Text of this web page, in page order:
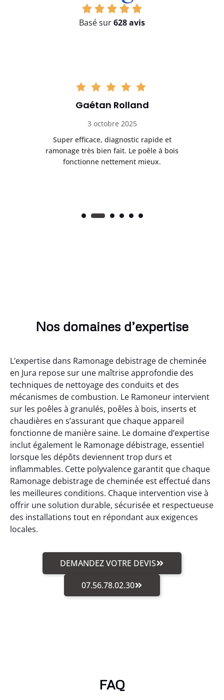
Basé sur628 avis
Gaétan Rolland
3 octobre 2025
Super efficace, diagnostic rapide et
ramonage très bien fait. Le poêle à bois
fonctionne nettement mieux.
Nos domaines d’expertise
L’expertise dans Ramonage debistrage de cheminée
en Jura repose sur une maîtrise approfondie des
techniques de nettoyage des conduits et des
mécanismes de combustion. Le Ramoneur intervient
sur les poêles à granulés, poêles à bois, inserts et
chaudières en s’assurant que chaque appareil
fonctionne de manière saine. Le domaine d’expertise
inclut également le Ramonage débistrage, essentiel
lorsque les dépôts deviennent trop durs et
inflammables. Cette polyvalence garantit que chaque
Ramonage debistrage de cheminée est effectué dans
les meilleures conditions. Chaque intervention vise à
offrir une solution durable, sécurisée et respectueuse
des installations tout en répondant aux exigences
locales.
DEMANDEZ VOTRE DEVIS
07.56.78.02.30
FAQ